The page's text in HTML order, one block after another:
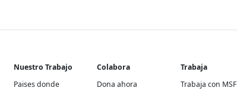
Nuestro Trabajo
Paises donde
Colabora
Dona ahora
Trabaja
Trabaja con MSF